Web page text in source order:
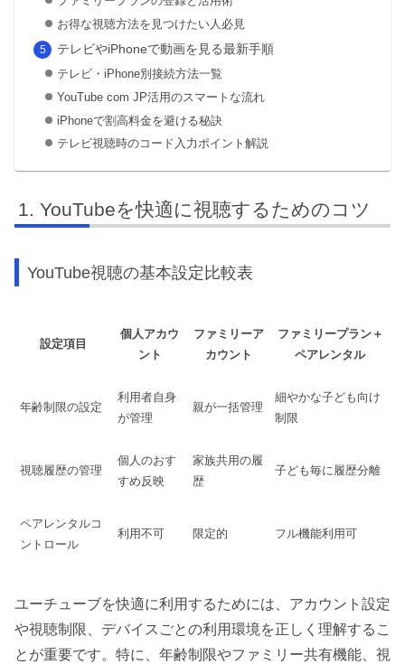
お得な視聴方法を見つけたい人必見
テレビやiPhoneで動画を見る最新手順
テレビ・iPhone別接続方法一覧
YouTube com JP活用のスマートな流れ
iPhoneで割高料金を避ける秘訣
テレビ視聴時のコード入力ポイント解説
YouTubeを快適に視聴するためのコツ
YouTube視聴の基本設定比較表
設定項目
個人アカウ
ント
ファミリーア
カウント
ファミリープラン＋
ペアレンタル
年齢制限の設定
利用者自身
が管理
親が一括管理
細やかな子ども向け
制限
視聴履歴の管理
個人のおす
すめ反映
家族共用の履
歴
子ども毎に履歴分離
ペアレンタルコ
ントロール
利用不可 限定的 フル機能利用可
ユーチューブを快適に利用するためには、アカウント設定
や視聴制限、デバイスごとの利用環境を正しく理解するこ
とが重要です。特に、年齢制限やファミリー共有機能、視